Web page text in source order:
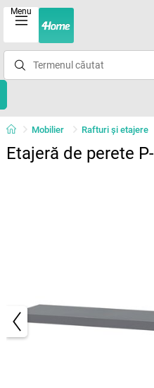
Menu
Mobilier Rafturi şi etajere
Etajeră de perete